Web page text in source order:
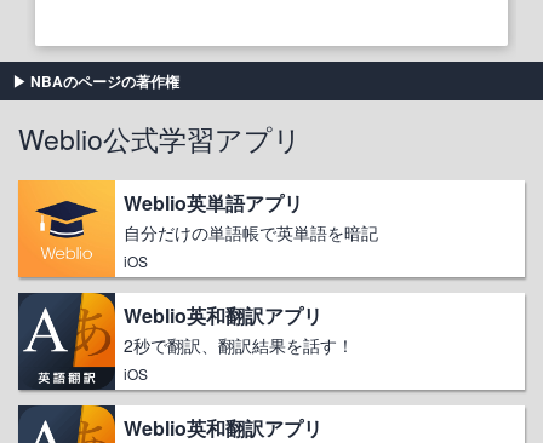
NBAのページの著作権
Weblio公式学習アプリ
Weblio英単語アプリ
自分だけの単語帳で英単語を暗記
iOS
Weblio英和翻訳アプリ
2秒で翻訳、翻訳結果を話す！
iOS
Weblio英和翻訳アプリ